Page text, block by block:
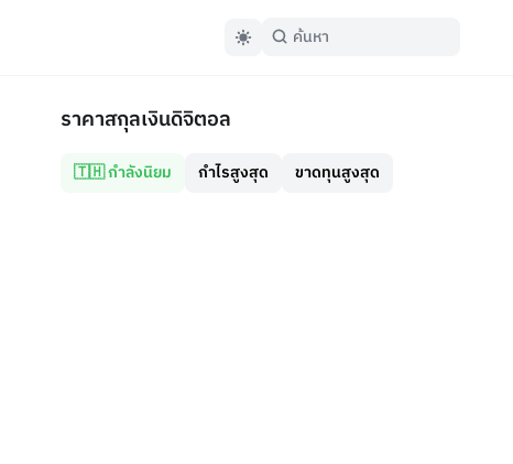
ราคาสกุลเงินดิจิตอล
🇹🇭 กำลังนิยม กำไรสูงสุด ขาดทุนสูงสุด